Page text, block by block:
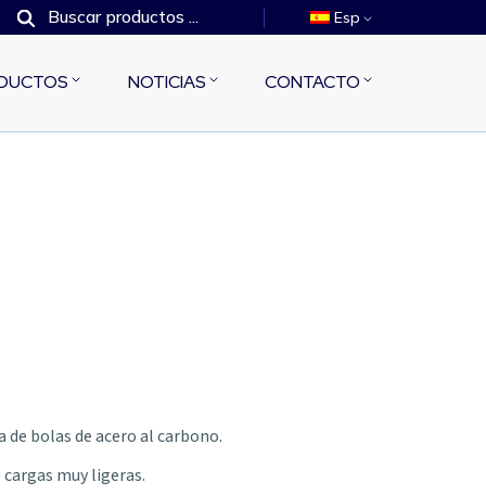
Esp
NOTICIAS CONTACTO
bolas de acero al carbono.
muy ligeras.